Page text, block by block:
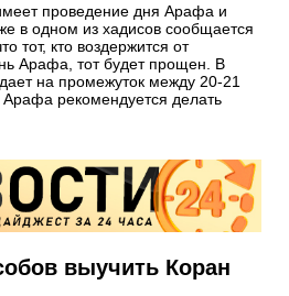
проведение дня Арафа и
в одном из хадисов сообщается
тот, кто воздержится от
Арафа, тот будет прощен. В
на промежуток между 20-21
рекомендуется делать
выучить Коран